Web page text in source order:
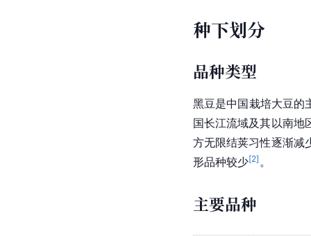
种下划分
品种类型
黑豆是中国栽培大豆的
国长江流域及其以南地
方无限结荚习性逐渐减
形品种较少[2] 。
主要品种